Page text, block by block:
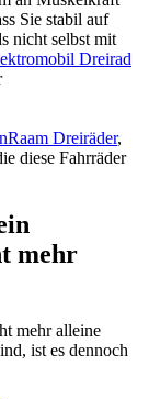
Sie stabil auf
nicht selbst mit
Dreirad
Dreiräder,
diese Fahrräder
mehr
mehr alleine
ist es dennoch